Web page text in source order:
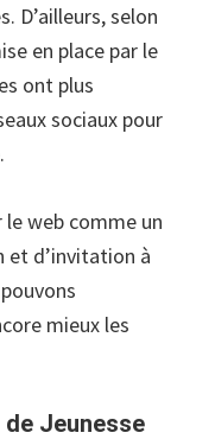
D’ailleurs, selon
en place par le
ont plus
sociaux pour
le web comme un
et d’invitation à
mieux les
Jeunesse